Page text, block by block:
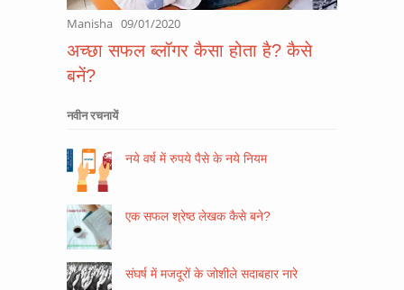
Manisha 09/01/2020
अच्छा सफल ब्लॉगर कैसा होता है? कैसे
बनें?
नवीन रचनायें
नये वर्ष में रुपये पैसे के नये नियम
एक सफल श्रेष्ठ लेखक कैसे बने?
संघर्ष में मजदूरों के जोशीले सदाबहार नारे